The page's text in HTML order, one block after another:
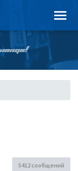
5412 сообщений